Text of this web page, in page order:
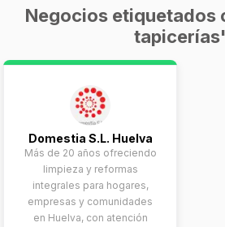
Negocios etiquetados
Domestia S.L. Huelva
Más de 20 años ofreciendo
limpieza y reformas
integrales para hogares,
empresas y comunidades
en Huelva, con atención